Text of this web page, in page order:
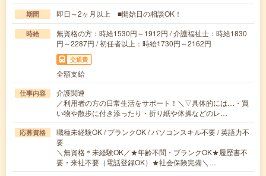
期間 即日～2ヶ月以上 ■開始日の相談OK！
時給
無資格の方：時給1530円～1912円 / 介護福祉士：時給1830
円～2287円 / 初任者以上：時給1730円～2162円
交通費
全額支給
仕事内容
介護関連
／利用者の方の日常生活をサポート！＼▽具体的には…・買
い物や散歩に付き添ったり・折り紙や体操などのレ…
応募資格
職種未経験OK / ブランクOK / パソコンスキル不要 / 英語力不
要
＼無資格＊未経験OK／★年齢不問・ブランクOK★履歴書不
要・来社不要（電話登録OK）★社会保険完備＼…